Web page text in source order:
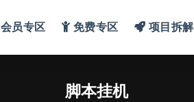
会员专区 免费专区 项目拆解
脚本挂机